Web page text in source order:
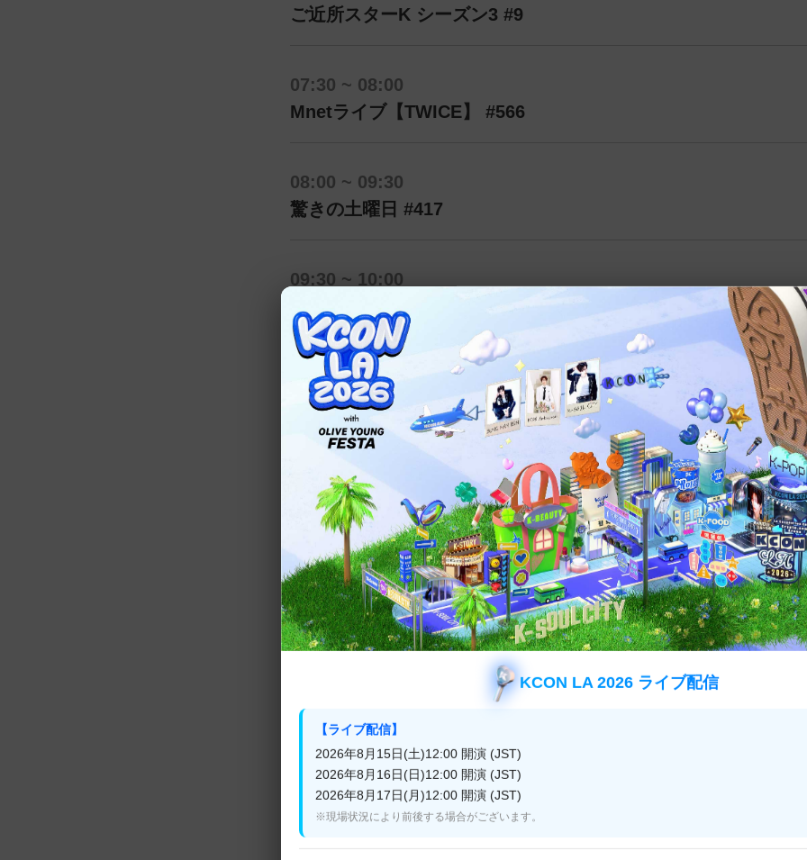
ご近所スターK シーズン3 #9
07:30 ~ 08:00
Mnetライブ【TWICE】 #566
08:00 ~ 09:30
驚きの土曜日 #417
09:30 ~ 10:00
Artist Clip【ATEEZ】
10:00 ~ 11:15
配信休止
11:15 ~ 12:00
Mnetライブ【SPECIAL STAGE】 #609
12:00 ~ 13:30
驚きの土曜日 キム・ジュンハン 出演回 (#322)
ユ・クイズ ON THE BLOCK 芸能人パート #121 イム・スジョ
(#219)
14:15 ~ 15:15
クァク's LP BAR ハ・ジョンウ 出演回 (#1)
KCON LA 2026 ライブ配信
【ライブ配信】
2026年8月15日(土)12:00 開演 (JST)
2026年8月16日(日)12:00 開演 (JST)
2026年8月17日(月)12:00 開演 (JST)
※現場状況により前後する場合がございます。